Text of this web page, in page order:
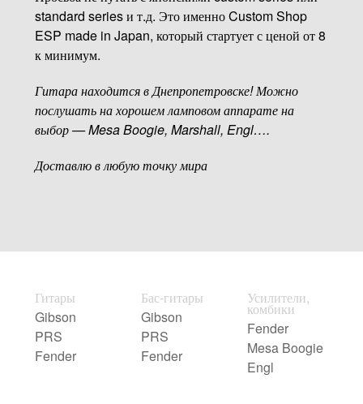
standard series и т.д. Это именно Custom Shop
ESP made in Japan, который стартует с ценой от 8
к минимум.
Гитара находится в Днепропетровске! Можно
послушать на хорошем ламповом аппарате на
выбор — Mesa Boogie, Marshall, Engl….
Доставлю в любую точку мира
Гитары
Gibson
PRS
Fender
Бас-гитары
Gibson
PRS
Fender
Усилители,
комбики
Fender
Mesa Boogie
Engl